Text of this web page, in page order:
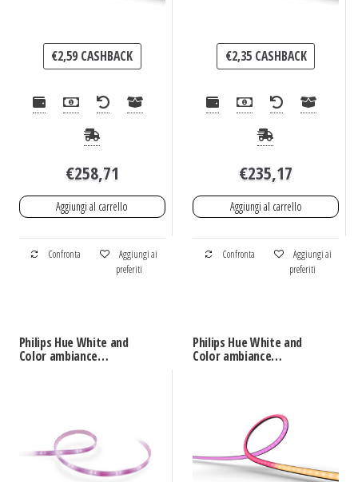
€2,59 CASHBACK
€258,71
Aggiungi al carrello
Confronta
Aggiungi ai
preferiti
€2,35CASHBACK
€235,17
Aggiungi al carrello
Confronta
Aggiungi ai
preferiti
Philips Hue White and
Color ambiance
Philips Hue White and
Color ambiance